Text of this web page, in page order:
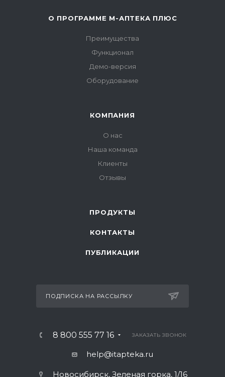
О ПРОГРАММЕ М-АПТЕКА ПЛЮС
Преимущества
Функционал
Демо-версия
Оборудование
КОМПАНИЯ
О нас
Наша команда
Клиенты
Отзывы
ПРОДУКТЫ
КОНТАКТЫ
ПУБЛИКАЦИИ
ПОДПИСКА НА РАССЫЛКУ
8 800 555 77 16 ЗАКАЗАТЬ ЗВОНОК
help@itapteka.ru
Новосибирск, Зеленая горка, 1/16